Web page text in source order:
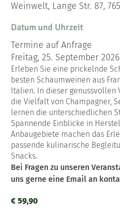
Weinwelt, Lange Str. 87,
Datum und Uhrzeit
Termine auf Anfrage
Freitag, 25. September
Erleben Sie eine prickelnde
besten Schaumweinen aus
Italien. In dieser genussvollen
die Vielfalt von Champagner,
lernen die unterschiedlichen
Spannende Einblicke in
Anbaugebiete machen das
passende kulinarische
Snacks.
Bei Fragen zu unseren
uns gerne eine Email an
€ 59,90